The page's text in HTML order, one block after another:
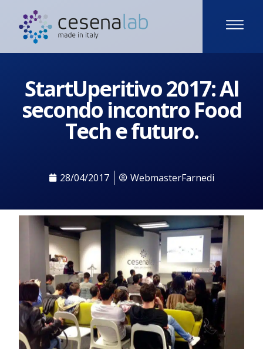
StartUperitivo 2017: Al
secondo incontro Food
Tech e futuro.
28/04/2017 WebmasterFarnedi